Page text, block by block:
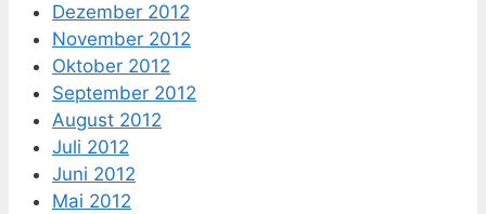
Dezember 2012
November 2012
Oktober 2012
September 2012
August 2012
Juli 2012
Juni 2012
Mai 2012